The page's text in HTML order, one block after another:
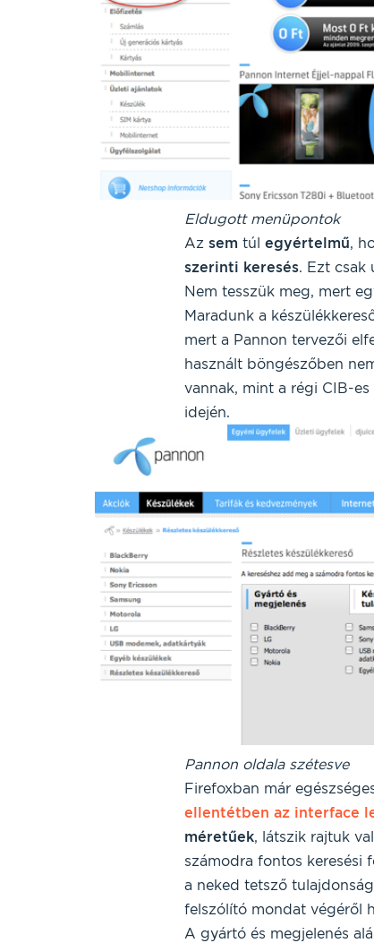
Eldugott menüpontok
Az sem túl egyértelmű,
szerinti keresés. Ezt csak
Nem tesszük meg, mert
Maradunk a
mert a Pannon tervezői
használt böngészőben
vannak, mint a régi CIB-
idején.
Pannon oldala szétesve
Firefoxban már
ellentétben az interface
méretűek, látszik rajtuk
számodra fontos keresési
a neked tetsző
felszólító mondat végéről
A gyártó és megjelenés